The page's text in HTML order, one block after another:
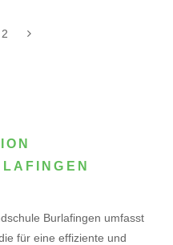
2
Burlafingen umfasst
für eine effiziente und